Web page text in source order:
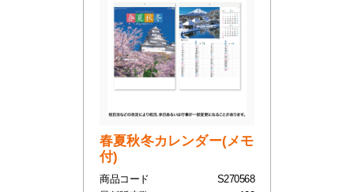
春夏秋冬カレンダー(メモ
付)
商品コード
S270568